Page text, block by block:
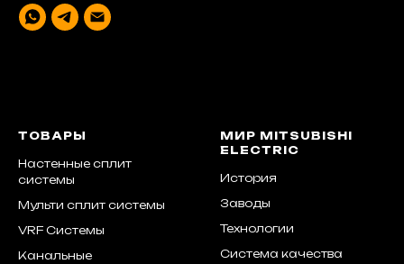
ТОВАРЫ
Настенные сплит
системы
Мульти сплит системы
VRF Системы
Канальные
МИР MITSUBISHI
ELECTRIC
История
Заводы
Технологии
Система качества